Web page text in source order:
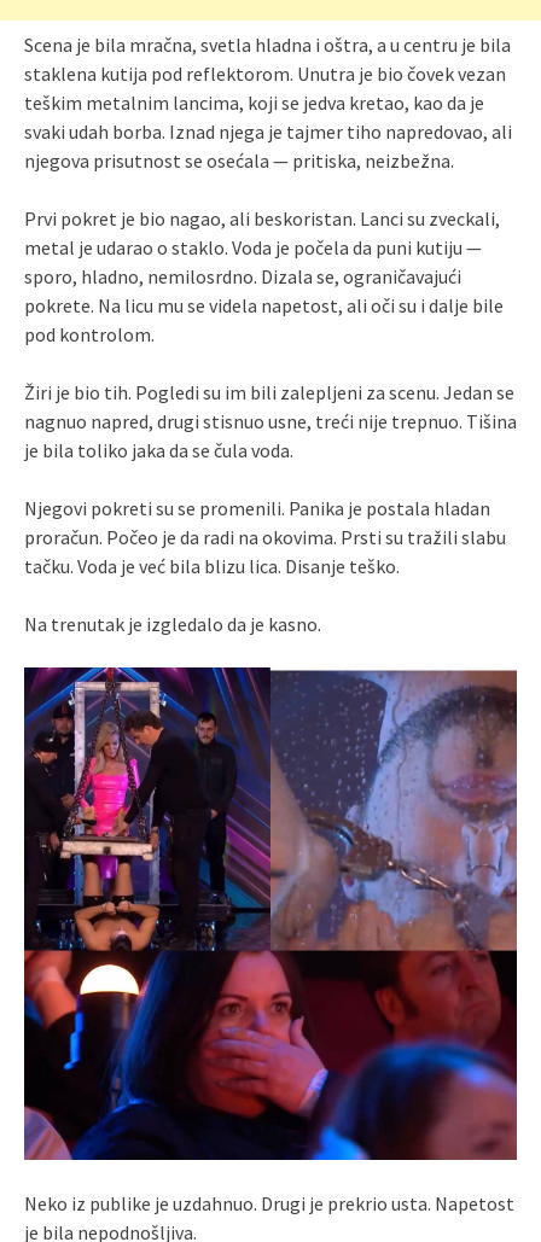
Scena je bila mračna, svetla hladna i oštra, a u centru je bila
staklena kutija pod reflektorom. Unutra je bio čovek vezan
teškim metalnim lancima, koji se jedva kretao, kao da je
svaki udah borba. Iznad njega je tajmer tiho napredovao, ali
njegova prisutnost se osećala — pritiska, neizbežna.
Prvi pokret je bio nagao, ali beskoristan. Lanci su zveckali,
metal je udarao o staklo. Voda je počela da puni kutiju —
sporo, hladno, nemilosrdno. Dizala se, ograničavajući
pokrete. Na licu mu se videla napetost, ali oči su i dalje bile
pod kontrolom.
Žiri je bio tih. Pogledi su im bili zalepljeni za scenu. Jedan se
nagnuo napred, drugi stisnuo usne, treći nije trepnuo. Tišina
je bila toliko jaka da se čula voda.
Njegovi pokreti su se promenili. Panika je postala hladan
proračun. Počeo je da radi na okovima. Prsti su tražili slabu
tačku. Voda je već bila blizu lica. Disanje teško.
Na trenutak je izgledalo da je kasno.
Neko iz publike je uzdahnuo. Drugi je prekrio usta. Napetost
je bila nepodnošljiva.